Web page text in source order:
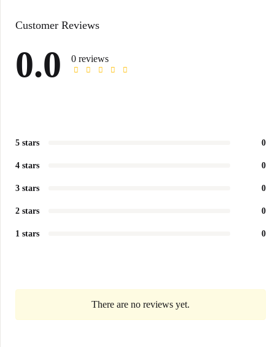
Customer Reviews
0.0 0 reviews
5 stars 0
4 stars 0
3 stars 0
2 stars 0
1 stars 0
There are no reviews yet.